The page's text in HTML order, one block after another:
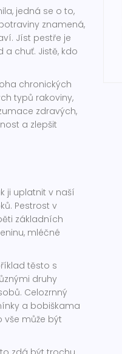
jedná se o to,
znamená,
Jíst pestře je
chuť. Jistě, kdo
chronických
typů rakoviny,
zdravých,
a zlepšit
ji uplatnit v naší
Pestrost v
základních
mléčné
těsto s
druhy
Celozrnný
a bobiškama
může být